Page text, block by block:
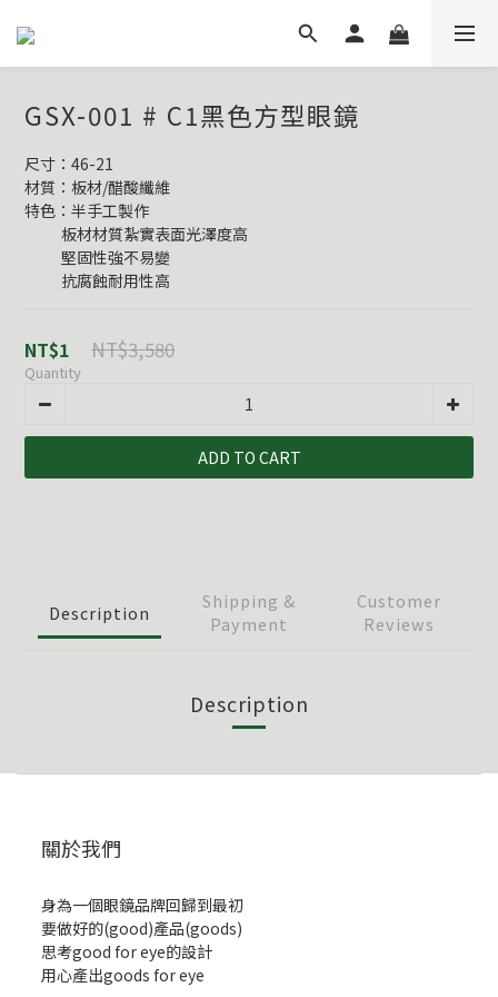
GSX-001 # C1黑色方型眼鏡
尺寸：46-21
材質：板材/醋酸纖維
特色：半手工製作
           板材材質紮實表面光澤度高
           堅固性強不易變
           抗腐蝕耐用性高
NT$1 NT$3,580
Quantity
ADD TO CART
Description
Shipping &
Payment
Customer
Reviews
Description
關於我們
身為一個眼鏡品牌回歸到最初
要做好的(good)產品(goods)
思考good for eye的設計
用心產出goods for eye